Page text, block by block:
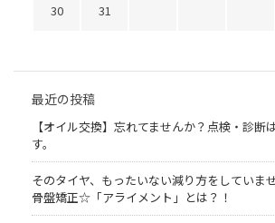
30
31
最近の投稿
【オイル交換】忘れてませんか？点検・診断
す。
そのタイヤ、もったいない減り方をしていま
骨盤矯正☆「アライメント」とは？！